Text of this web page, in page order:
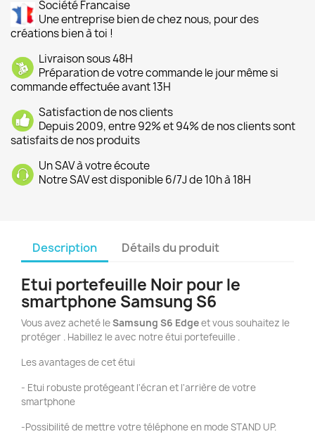
Société Francaise
Une entreprise bien de chez nous, pour des
créations bien à toi !
Livraison sous 48H
Préparation de votre commande le jour même si
commande effectuée avant 13H
Satisfaction de nos clients
Depuis 2009, entre 92% et 94% de nos clients sont
satisfaits de nos produits
Un SAV à votre écoute
Notre SAV est disponible 6/7J de 10h à 18H
Description Détails du produit
Etui portefeuille Noir pour le
smartphone Samsung S6
Vous avez acheté leSamsung S6 Edgeet vous souhaitez le
protéger . Habillez le avec notre étui portefeuille .
Les avantages de cet étui
- Etui robuste protégeant l'écran et l'arrière de votre
smartphone
-Possibilité de mettre votre téléphone en mode STAND UP.